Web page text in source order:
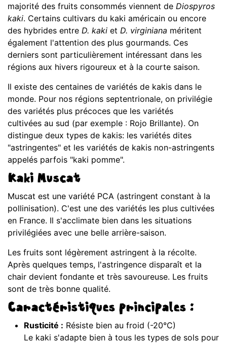
majorité des fruits consommés viennent de Diospyros
kaki. Certains cultivars du kaki américain ou encore
des hybrides entre D. kaki et D. virginiana méritent
également l'attention des plus gourmands. Ces
derniers sont particulièrement intéressant dans les
régions aux hivers rigoureux et à la courte saison.
Il existe des centaines de variétés de kakis dans le
monde. Pour nos régions septentrionale, on privilégie
des variétés plus précoces que les variétés
cultivées au sud (par exemple : Rojo Brillante). On
distingue deux types de kakis: les variétés dites
"astringentes" et les variétés de kakis non-astringents
appelés parfois "kaki pomme".
Kaki Muscat
Muscat est une variété PCA (astringent constant à la
pollinisation). C'est une des variétés les plus cultivées
en France. Il s'acclimate bien dans les situations
privilégiées avec une belle arrière-saison.
Les fruits sont légèrement astringent à la récolte.
Après quelques temps, l'astringence disparaît et la
chair devient fondante et très savoureuse. Les fruits
sont de très bonne qualité.
Caractéristiques principales :
Rusticité : Résiste bien au froid (-20°C)
Le kaki s'adapte bien à tous les types de sols pour